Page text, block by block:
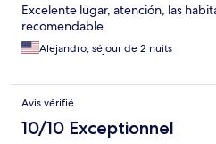
Excelente lugar, atención, las
recomendable
Alejandro, séjour de 2 nuits
Avis vérifié
10/10 Exceptionnel